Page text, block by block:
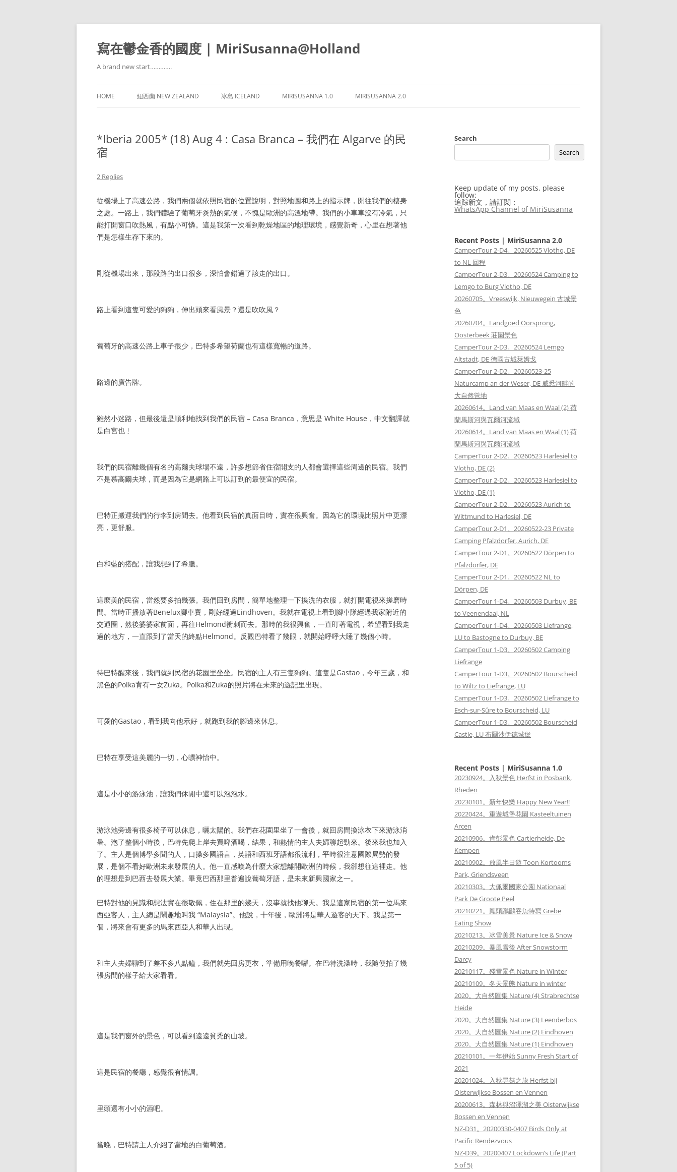
寫在鬱金香的國度 | MiriSusanna@Holland
A brand new start………….
HOME 紐西蘭 NEW ZEALAND 冰島 ICELAND MIRISUSANNA 1.0 MIRISUSANNA 2.0
*Iberia 2005* (18) Aug 4 : Casa Branca – 我們在 Algarve 的民
宿
2 Replies
從機場上了高速公路，我們兩個就依照民宿的位置說明，對照地圖和路上的指示牌，開往我們的棲身
之處。一路上，我們體驗了葡萄牙炎熱的氣候，不愧是歐洲的高溫地帶。我們的小車車沒有冷氣，只
能打開窗口吹熱風，有點小可憐。這是我第一次看到乾燥地區的地理環境，感覺新奇，心里在想著他
們是怎樣生存下來的。
剛從機場出來，那段路的出口很多，深怕會錯過了該走的出口。
路上看到這隻可愛的狗狗，伸出頭來看風景？還是吹吹風？
葡萄牙的高速公路上車子很少，巴特多希望荷蘭也有這樣寬暢的道路。
路邊的廣告牌。
雖然小迷路，但最後還是順利地找到我們的民宿 – Casa Branca，意思是 White House，中文翻譯就
是白宮也﹗
我們的民宿離幾個有名的高爾夫球場不遠，許多想節省住宿開支的人都會選擇這些周邊的民宿。我們
不是慕高爾夫球，而是因為它是網路上可以訂到的最便宜的民宿。
巴特正搬運我們的行李到房間去。他看到民宿的真面目時，實在很興奮。因為它的環境比照片中更漂
亮，更舒服。
白和藍的搭配，讓我想到了希臘。
這麼美的民宿，當然要多拍幾張。我們回到房間，簡單地整理一下換洗的衣服，就打開電視來搓磨時
間。當時正播放著Benelux腳車賽，剛好經過Eindhoven。我就在電視上看到腳車隊經過我家附近的
交通圈，然後婆婆家前面，再往Helmond衝刺而去。那時的我很興奮，一直盯著電視，希望看到我走
過的地方，一直跟到了當天的終點Helmond。反觀巴特看了幾眼，就開始呼呼大睡了幾個小時。
待巴特醒來後，我們就到民宿的花園里坐坐。民宿的主人有三隻狗狗。這隻是Gastao，今年三歲，和
黑色的Polka育有一女Zuka。Polka和Zuka的照片將在未來的遊記里出現。
可愛的Gastao，看到我向他示好，就跑到我的腳邊來休息。
巴特在享受這美麗的一切，心曠神怡中。
這是小小的游泳池，讓我們休閒中還可以泡泡水。
游泳池旁邊有很多椅子可以休息，曬太陽的。我們在花園里坐了一會後，就回房間換泳衣下來游泳消
暑。泡了整個小時後，巴特先爬上岸去買啤酒喝，結果，和熱情的主人夫婦聊起勁來。後來我也加入
了。主人是個博學多聞的人，口操多國語言，英語和西班牙語都很流利，平時很注意國際局勢的發
展，是個不看好歐洲未來發展的人。他一直感嘆為什麼大家想離開歐洲的時候，我卻想往這裡走。他
的理想是到巴西去發展大業。畢竟巴西那里普遍說葡萄牙語，是未來新興國家之一。
巴特對他的見識和想法實在很敬佩，住在那里的幾天，沒事就找他聊天。我是這家民宿的第一位馬來
西亞客人，主人總是鬧趣地叫我 “Malaysia”。他說，十年後，歐洲將是華人遊客的天下。我是第一
個，將來會有更多的馬來西亞人和華人出現。
和主人夫婦聊到了差不多八點鐘，我們就先回房更衣，準備用晚餐囉。在巴特洗澡時，我隨便拍了幾
張房間的樣子給大家看看。
這是我們窗外的景色，可以看到遠遠貧禿的山坡。
這是民宿的餐廳，感覺很有情調。
里頭還有小小的酒吧。
當晚，巴特請主人介紹了當地的白葡萄酒。
Search
Search
Keep update of my posts, please
follow:
追踪新文，請訂閱：
WhatsApp Channel of MiriSusanna
Recent Posts | MiriSusanna 2.0
CamperTour 2-D4。20260525 Vlotho, DE
to NL 回程
CamperTour 2-D3。20260524 Camping to
Lemgo to Burg Vlotho, DE
20260705。Vreeswijk, Nieuwegein 古城景
色
20260704。Landgoed Oorsprong,
Oosterbeek 莊園景色
CamperTour 2-D3。20260524 Lemgo
Altstadt, DE 德國古城萊姆戈
CamperTour 2-D2。20260523-25
Naturcamp an der Weser, DE 威悉河畔的
大自然營地
20260614。Land van Maas en Waal (2) 荷
蘭馬斯河與瓦爾河流域
20260614。Land van Maas en Waal (1) 荷
蘭馬斯河與瓦爾河流域
CamperTour 2-D2。20260523 Harlesiel to
Vlotho, DE (2)
CamperTour 2-D2。20260523 Harlesiel to
Vlotho, DE (1)
CamperTour 2-D2。20260523 Aurich to
Wittmund to Harlesiel, DE
CamperTour 2-D1。20260522-23 Private
Camping Pfalzdorfer, Aurich, DE
CamperTour 2-D1。20260522 Dörpen to
Pfalzdorfer, DE
CamperTour 2-D1。20260522 NL to
Dörpen, DE
CamperTour 1-D4。20260503 Durbuy, BE
to Veenendaal, NL
CamperTour 1-D4。20260503 Liefrange,
LU to Bastogne to Durbuy, BE
CamperTour 1-D3。20260502 Camping
Liefrange
CamperTour 1-D3。20260502 Bourscheid
to Wiltz to Liefrange, LU
CamperTour 1-D3。20260502 Liefrange to
Esch-sur-Sûre to Bourscheid, LU
CamperTour 1-D3。20260502 Bourscheid
Castle, LU 布爾沙伊德城堡
Recent Posts | MiriSusanna 1.0
20230924。入秋景色 Herfst in Posbank,
Rheden
20230101。新年快樂 Happy New Year!!
20220424。重遊城堡花園 Kasteeltuinen
Arcen
20210906。肯彭景色 Cartierheide, De
Kempen
20210902。放風半日遊 Toon Kortooms
Park, Griendsveen
20210303。大佩爾國家公園 Nationaal
Park De Groote Peel
20210221。鳳頭鸊鷉吞魚特寫 Grebe
Eating Show
20210213。冰雪美景 Nature Ice & Snow
20210209。暴風雪後 After Snowstorm
Darcy
20210117。殘雪景色 Nature in Winter
20210109。冬天景態 Nature in winter
2020。大自然匯集 Nature (4) Strabrechtse
Heide
2020。大自然匯集 Nature (3) Leenderbos
2020。大自然匯集 Nature (2) Eindhoven
2020。大自然匯集 Nature (1) Eindhoven
20210101。一年伊始 Sunny Fresh Start of
2021
20201024。入秋尋菇之旅 Herfst bij
Oisterwijkse Bossen en Vennen
20200613。森林與沼澤湖之美 Oisterwijkse
Bossen en Vennen
NZ-D31。20200330-0407 Birds Only at
Pacific Rendezvous
NZ-D39。20200407 Lockdown’s Life (Part
5 of 5)